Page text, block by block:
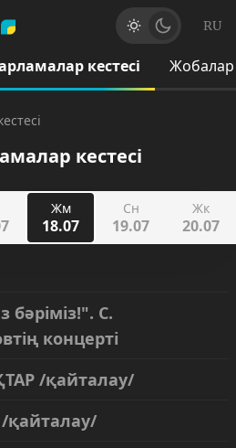
RU
кестесі Жобалар
кестесі
Жм
18.07
Сн
19.07
Жк
20.07
бәріміз!". С.
концерті
/қайталау/